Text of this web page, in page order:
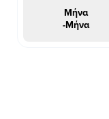
Μήνα
-Μήνα